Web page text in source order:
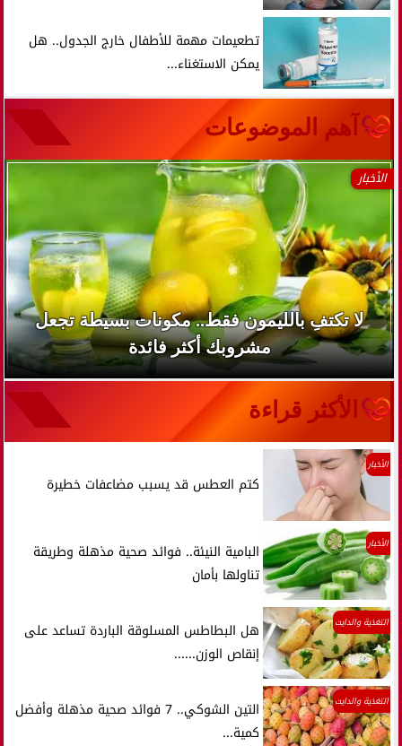
تطعيمات مهمة للأطفال خارج الجدول.. هل
يمكن الاستغناء...
آهم الموضوعات
الأخبار
لا تكتفِ بالليمون فقط.. مكونات بسيطة تجعل
مشروبك أكثر فائدة
الأكثر قراءة
الأخبار
كتم العطس قد يسبب مضاعفات خطيرة
الأخبار
البامية النيئة.. فوائد صحية مذهلة وطريقة
تناولها بأمان
التغذية والدايت
هل البطاطس المسلوقة الباردة تساعد على
إنقاص الوزن......
التغذية والدايت
التين الشوكي.. 7 فوائد صحية مذهلة وأفضل
كمية...